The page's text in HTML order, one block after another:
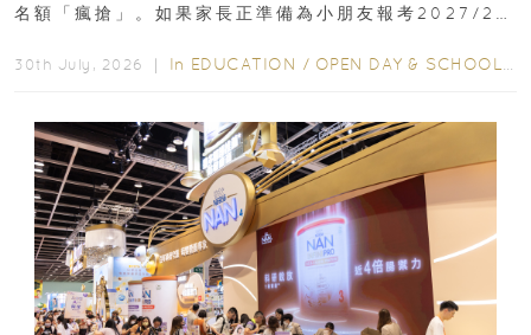
名額「瘋搶」。如果家長正準備為小朋友報考2027/28
30th July, 2026 ｜ In EDUCATION / OPEN DAY & SCHOOL EVENTS